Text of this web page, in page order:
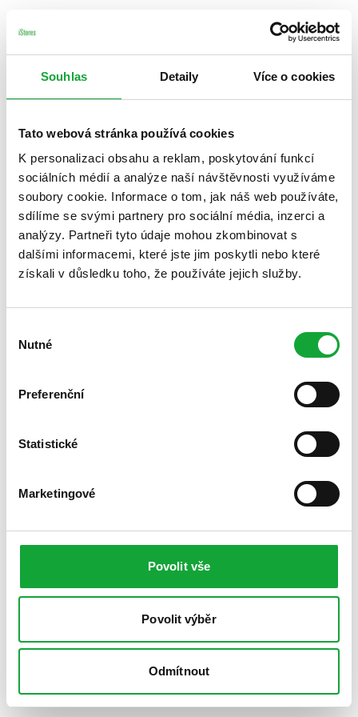
Souhlas Detaily Více o cookies
Tato webová stránka používá cookies
K personalizaci obsahu a reklam, poskytování funkcí
sociálních médií a analýze naší návštěvnosti využíváme
soubory cookie. Informace o tom, jak náš web používáte,
sdílíme se svými partnery pro sociální média, inzerci a
analýzy. Partneři tyto údaje mohou zkombinovat s
dalšími informacemi, které jste jim poskytli nebo které
získali v důsledku toho, že používáte jejich služby.
souhlasu
Nutné
Preferenční
Statistické
Marketingové
Povolit vše
Povolit výběr
Odmítnout